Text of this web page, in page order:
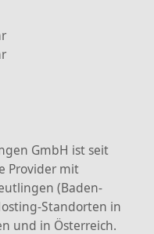
GmbH ist seit
Provider mit
(Baden-
Standorten in
und in Österreich.